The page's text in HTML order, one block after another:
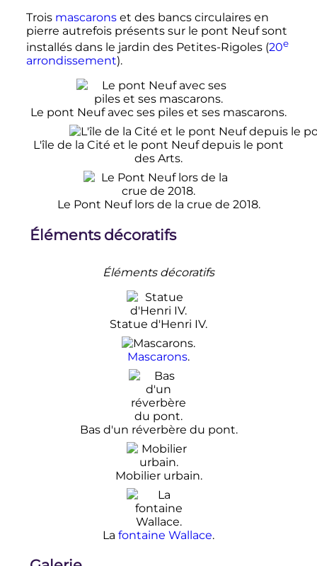
Trois mascaronset des bancs circulaires en
pierre autrefois présents sur le pont Neuf sont
installés dans le jardin des Petites-Rigoles (20e
arrondissement).
Le pont Neuf avec ses piles et ses mascarons.
L'île de la Cité et le pont Neuf depuis le pont
des Arts.
Le Pont Neuf lors de la crue de 2018.
Éléments décoratifs
Éléments décoratifs
Statue d'Henri IV.
Mascarons.
Bas d'un réverbère du pont.
Mobilier urbain.
La fontaine Wallace.